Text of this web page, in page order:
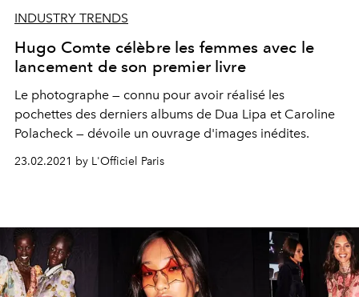
INDUSTRY TRENDS
Hugo Comte célèbre les femmes avec le
lancement de son premier livre
Le photographe — connu pour avoir réalisé les
pochettes des derniers albums de Dua Lipa et Caroline
Polacheck — dévoile un ouvrage d'images inédites.
23.02.2021 by L'Officiel Paris